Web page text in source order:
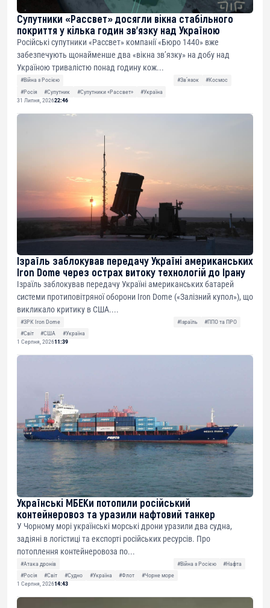
Супутники «Рассвет» досягли вікна стабільного
покриття у кілька годин зв’язку над Україною
Російські супутники «Рассвет» компанії «Бюро 1440» вже
забезпечують щонайменше два «вікна зв’язку» на добу над
Україною тривалістю понад годину кож...
#Війна з Росією #Звʼязок
#Космос
#Росія
#Супутник #Супутники «Рассвет»
#Україна
31 Липня, 202622:46
Ізраїль заблокував передачу Україні американських
Iron Dome через острах витоку технологій до Ірану
Ізраїль заблокував передачу Україні американських батарей
системи протиповітряної оборони Iron Dome («Залізний купол»), що
викликало критику в США....
#ЗРК Iron Dome #Ізраїль
#ППО та ПРО
#Світ
#США
#Україна
1 Серпня, 202611:39
Українські МБЕКи потопили російський
контейнеровоз та уразили нафтовий танкер
У Чорному морі українські морські дрони уразили два судна,
задіяні в логістиці та експорті російських ресурсів. Про
потоплення контейнеровоза по...
#Атака дронів #Війна з Росією
#Нафта
#Росія
#Світ #Судно #Україна #Флот
#Чорне море
1 Серпня, 202614:43